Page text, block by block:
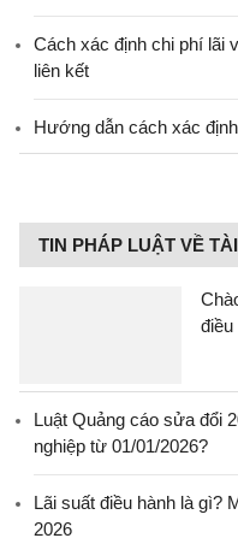
Cách xác định chi phí lãi
liên kết
Hướng dẫn cách xác
TIN PHÁP LUẬT VỀ
điều
Luật Quảng cáo sửa đổi
nghiệp từ 01/01/2026?
Lãi suất điều hành là gì?
2026